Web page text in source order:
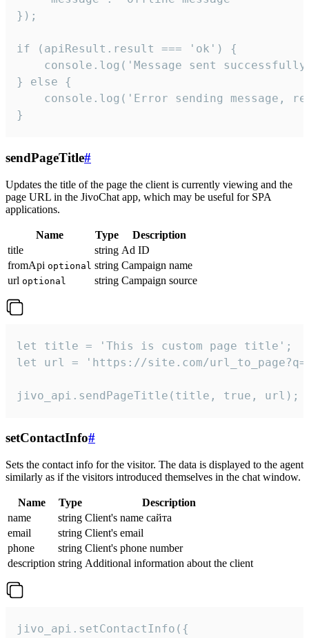
});
if (apiResult.result === 'ok') {
console.log('Message sent
} else {
console.log('Error sending message,
}
sendPageTitle#
Updates the title of the page the client is currently viewing and the
page URL in the JivoChat app, which may be useful for SPA
applications.
Name Type
Description
title
string Ad ID
fromApi optional string Campaign name
url optional string Campaign source
let title = 'This is custom page title';
let url = 'https://site.com/
jivo_api.sendPageTitle(title, true, url);
setContactInfo#
Sets the contact info for the visitor. The data is displayed to the agent
similarly as if the visitors introduced themselves in the chat window.
Name Type
Description
name
string Client's name сайта
email
string Client's email
phone
string Client's phone number
description string Additional information about the client
jivo_api.setContactInfo({